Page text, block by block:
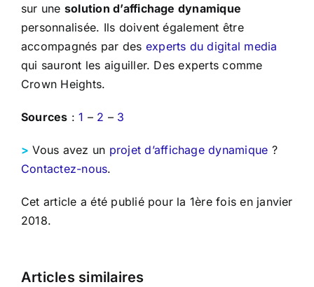
sur une solution d’affichage dynamique
personnalisée. Ils doivent également être
accompagnés par des experts du digital media
qui sauront les aiguiller. Des experts comme
Crown Heights.
Sources :1 – 2 – 3
> Vous avez un projet d’affichage dynamique ?
Contactez-nous.
Cet article a été publié pour la 1ère fois en janvier
2018.
Articles similaires